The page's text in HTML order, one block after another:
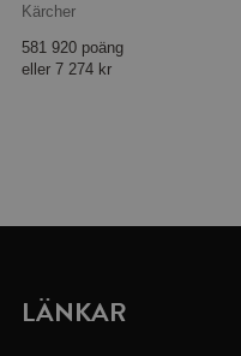
Kärcher
581 920 poäng
eller 7 274 kr
LÄNKAR